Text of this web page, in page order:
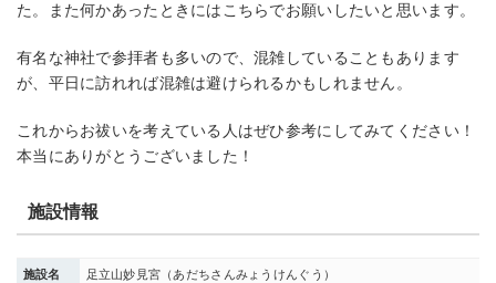
た。また何かあったときにはこちらでお願いしたいと思います。
有名な神社で参拝者も多いので、混雑していることもあります
が、平日に訪れれば混雑は避けられるかもしれません。
これからお祓いを考えている人はぜひ参考にしてみてください！
本当にありがとうございました！
施設情報
施設名 足立山妙見宮（あだちさんみょうけんぐう）